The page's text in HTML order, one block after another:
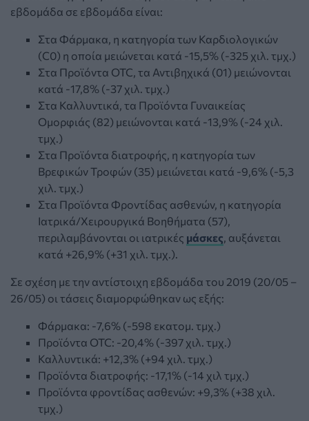
εβδομάδα σε εβδομάδα είναι:
Στα Φάρμακα, η κατηγορία των Καρδιολογικών
(C0) η οποία μειώνεται κατά -15,5% (-325 χιλ. τμχ.)
Στα Προϊόντα OTC, τα Αντιβηχικά (01) μειώνονται
κατά -17,8% (-37 χιλ. τμχ.)
Στα Καλλυντικά, τα Προϊόντα Γυναικείας
Ομορφιάς (82) μειώνονται κατά -13,9% (-24 χιλ.
τμχ.)
Στα Προϊόντα διατροφής, η κατηγορία των
Βρεφικών Τροφών (35) μειώνεται κατά -9,6% (-5,3
χιλ. τμχ.)
Στα Προϊόντα Φροντίδας ασθενών, η κατηγορία
Ιατρικά/Χειρουργικά Βοηθήματα (57),
περιλαμβάνονται οι ιατρικές μάσκες , αυξάνεται
κατά +26,9% (+31 χιλ. τμχ.).
Σε σχέση με την αντίστοιχη εβδομάδα του 2019 (20/05 –
26/05) οι τάσεις διαμορφώθηκαν ως εξής:
Φάρμακα: -7,6% (-598 εκατομ. τμχ.)
Προϊόντα OTC: -20,4% (-397 χιλ. τμχ.)
Καλλυντικά: +12,3% (+94 χιλ. τμχ.)
Προϊόντα διατροφής: -17,1% (-14 χιλ τμχ.)
Προϊόντα φροντίδας ασθενών: +9,3% (+38 χιλ.
τμχ.)